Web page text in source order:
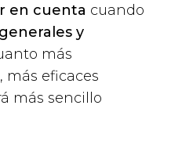
en cuenta cuando
y
más
más eficaces
más sencillo